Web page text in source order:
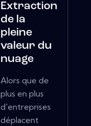
Extraction
de la
pleine
valeur du
nuage
Alors que de
plus en plus
d'entreprises
déplacent